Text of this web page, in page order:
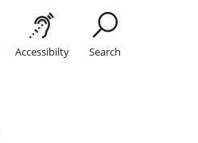
Accessibilty Search